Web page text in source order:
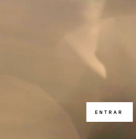
ENTRAR